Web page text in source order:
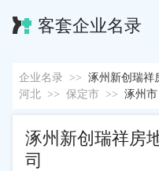
客套企业名录
企业名录 >> 涿州新创瑞祥
河北 >> 保定市 >> 涿州市
涿州新创瑞祥房
司